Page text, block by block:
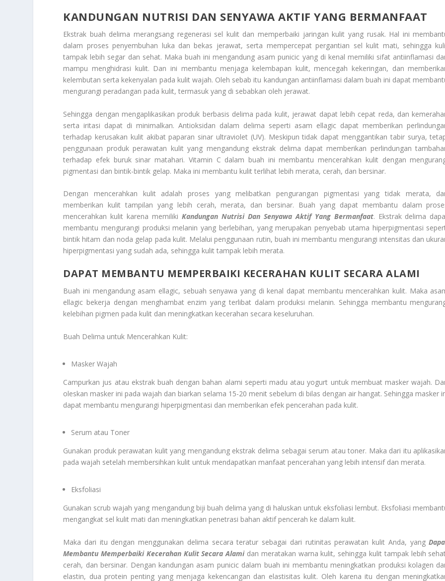
KANDUNGAN NUTRISI DAN SENYAWA AKTIF YANG BERMANFAAT
Ekstrak buah delima merangsang regenerasi sel kulit dan memperbaiki jaringan kulit yang rusak. Hal ini
dalam proses penyembuhan luka dan bekas jerawat, serta mempercepat pergantian sel kulit mati, sehingga
tampak lebih segar dan sehat. Maka buah ini mengandung asam punicic yang di kenal memiliki sifat antiinflamasi
mampu menghidrasi kulit. Dan ini membantu menjaga kelembapan kulit, mencegah kekeringan, dan
kelembutan serta kekenyalan pada kulit wajah. Oleh sebab itu kandungan antiinflamasi dalam buah ini dapat
mengurangi peradangan pada kulit, termasuk yang di sebabkan oleh jerawat.
Sehingga dengan mengaplikasikan produk berbasis delima pada kulit, jerawat dapat lebih cepat reda, dan
serta iritasi dapat di minimalkan. Antioksidan dalam delima seperti asam ellagic dapat memberikan
terhadap kerusakan kulit akibat paparan sinar ultraviolet (UV). Meskipun tidak dapat menggantikan tabir surya,
penggunaan produk perawatan kulit yang mengandung ekstrak delima dapat memberikan perlindungan
terhadap efek buruk sinar matahari. Vitamin C dalam buah ini membantu mencerahkan kulit dengan
pigmentasi dan bintik-bintik gelap. Maka ini membantu kulit terlihat lebih merata, cerah, dan bersinar.
Dengan mencerahkan kulit adalah proses yang melibatkan pengurangan pigmentasi yang tidak merata,
memberikan kulit tampilan yang lebih cerah, merata, dan bersinar. Buah yang dapat membantu dalam
mencerahkan kulit karena memiliki Kandungan Nutrisi Dan Senyawa Aktif Yang Bermanfaat. Ekstrak delima
membantu mengurangi produksi melanin yang berlebihan, yang merupakan penyebab utama hiperpigmentasi
bintik hitam dan noda gelap pada kulit. Melalui penggunaan rutin, buah ini membantu mengurangi intensitas dan
hiperpigmentasi yang sudah ada, sehingga kulit tampak lebih merata.
DAPAT MEMBANTU MEMPERBAIKI KECERAHAN KULIT SECARA ALAMI
Buah ini mengandung asam ellagic, sebuah senyawa yang di kenal dapat membantu mencerahkan kulit. Maka
ellagic bekerja dengan menghambat enzim yang terlibat dalam produksi melanin. Sehingga membantu
kelebihan pigmen pada kulit dan meningkatkan kecerahan secara keseluruhan.
Buah Delima untuk Mencerahkan Kulit:
Masker Wajah
Campurkan jus atau ekstrak buah dengan bahan alami seperti madu atau yogurt untuk membuat masker wajah.
oleskan masker ini pada wajah dan biarkan selama 15-20 menit sebelum di bilas dengan air hangat. Sehingga masker
dapat membantu mengurangi hiperpigmentasi dan memberikan efek pencerahan pada kulit.
Serum atau Toner
Gunakan produk perawatan kulit yang mengandung ekstrak delima sebagai serum atau toner. Maka dari itu
pada wajah setelah membersihkan kulit untuk mendapatkan manfaat pencerahan yang lebih intensif dan merata.
Eksfoliasi
Gunakan scrub wajah yang mengandung biji buah delima yang di haluskan untuk eksfoliasi lembut. Eksfoliasi
mengangkat sel kulit mati dan meningkatkan penetrasi bahan aktif pencerah ke dalam kulit.
Maka dari itu dengan menggunakan delima secara teratur sebagai dari rutinitas perawatan kulit Anda, yang
Membantu Memperbaiki Kecerahan Kulit Secara Alamidan meratakan warna kulit, sehingga kulit tampak lebih
cerah, dan bersinar. Dengan kandungan asam punicic dalam buah ini membantu meningkatkan produksi kolagen
elastin, dua protein penting yang menjaga kekencangan dan elastisitas kulit. Oleh karena itu dengan